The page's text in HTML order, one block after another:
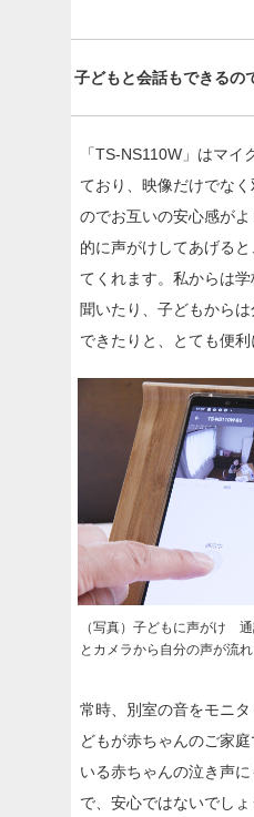
子どもと会話もできるの
「TS-NS110W」はマ
ており、映像だけでな
のでお互いの安心感が
的に声がけしてあげる
てくれます。私からは
聞いたり、子どもから
できたりと、とても便利
（写真）子どもに声がけ
とカメラから自分の声が流
常時、別室の音をモニ
どもが赤ちゃんのご家
いる赤ちゃんの泣き声
で、安心ではないでしょ